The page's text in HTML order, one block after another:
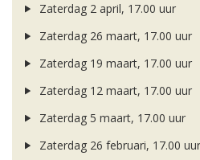
Zaterdag 2 april, 17.00 uur
Zaterdag 26 maart, 17.00 uur
Zaterdag 19 maart, 17.00 uur
Zaterdag 12 maart, 17.00 uur
Zaterdag 5 maart, 17.00 uur
Zaterdag 26 februari, 17.00 uur